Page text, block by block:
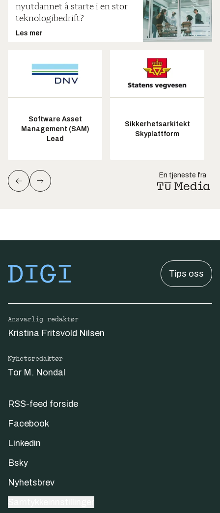
nyutdannet å starte i en stor
teknologibedrift?
Les mer
Software Asset
Management (SAM)
Lead
Sikkerhetsarkitekt
Skyplattform
En tjeneste fra
Tips oss
Ansvarlig redaktør
Kristina Fritsvold Nilsen
Nyhetsredaktør
Tor M. Nondal
RSS-feed forside
Facebook
Linkedin
Bsky
Nyhetsbrev